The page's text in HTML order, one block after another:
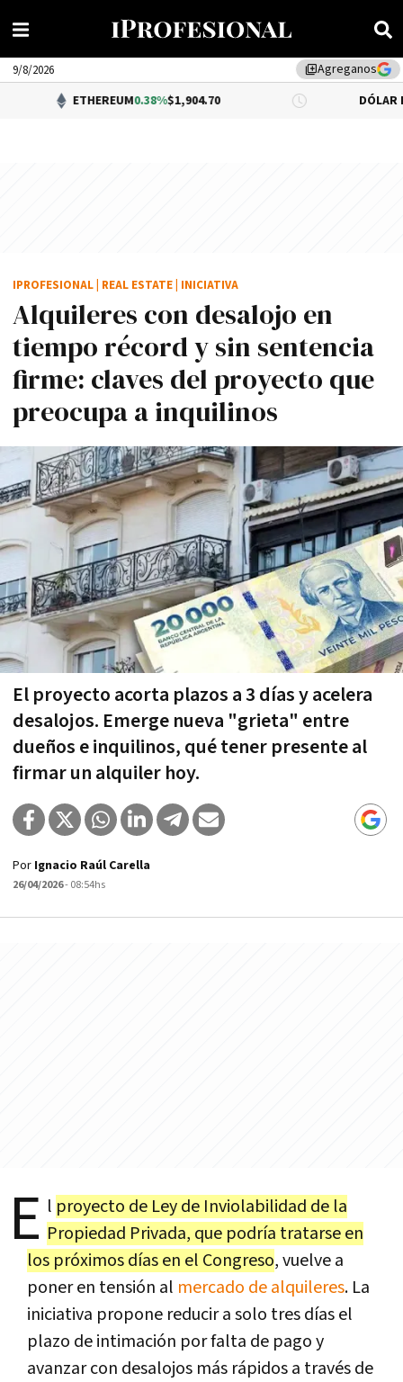
library_addAgreganos
9/8/2026
0.38%$1,904.70 DÓLAR BNA 0.34%
Alquileres con desalojo en
tiempo récord y sin sentencia
firme: claves del proyecto que
preocupa a inquilinos
El proyecto acorta plazos a 3 días y acelera
desalojos. Emerge nueva "grieta" entre
dueños e inquilinos, qué tener presente al
firmar un alquiler hoy.
IPROFESIONAL REAL ESTATE INICIATIVA
Por Ignacio Raúl Carella
26/04/2026- 08:54hs
E l proyecto de Ley de Inviolabilidad de la
Propiedad Privada, que podría tratarse en
los próximos días en el Congreso, vuelve a
poner en tensión al mercado de alquileres. La
iniciativa propone reducir a solo tres días el
plazo de intimación por falta de pago y
avanzar con desalojos más rápidos a través de